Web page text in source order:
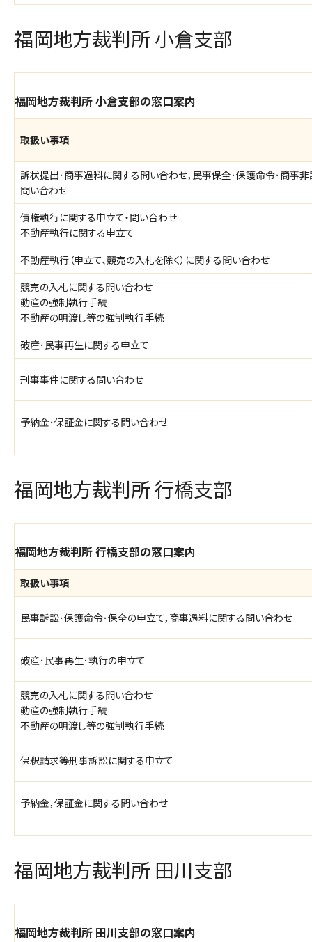
福岡地方裁判所 小倉支部
福岡地方裁判所 小倉支部の窓口案内
取扱い事項
訴状提出･商事過料に関する問い合わせ，民事保全･保護命令･商事
問い合わせ
債権執行に関する申立て・問い合わせ
不動産執行に関する申立て
不動産執行（申立て、競売の入札を除く）に関する問い合わせ
競売の入札に関する問い合わせ
動産の強制執行手続
不動産の明渡し等の強制執行手続
破産･民事再生に関する申立て
刑事事件に関する問い合わせ
予納金･保証金に関する問い合わせ
福岡地方裁判所 行橋支部
福岡地方裁判所 行橋支部の窓口案内
取扱い事項
民事訴訟･保護命令･保全の申立て，商事過料に関する問い合わせ
破産･民事再生･執行の申立て
競売の入札に関する問い合わせ
動産の強制執行手続
不動産の明渡し等の強制執行手続
保釈請求等刑事訴訟に関する申立て
予納金，保証金に関する問い合わせ
福岡地方裁判所 田川支部
福岡地方裁判所 田川支部の窓口案内